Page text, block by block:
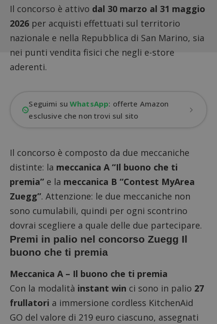
Il concorso è attivo dal 30 marzo al 31 maggio
2026 per acquisti effettuati sul territorio
nazionale e nella Repubblica di San Marino, sia
nei punti vendita fisici che negli e-store
aderenti.
Seguimi suWhatsApp: offerte Amazon
esclusive che non trovi sul sito
Il concorso è composto da due meccaniche
distinte: la meccanica A “Il buono che ti
premia” e la meccanica B “Contest MyArea
Zuegg”. Attenzione: le due meccaniche non
sono cumulabili, quindi per ogni scontrino
dovrai scegliere a quale delle due partecipare.
Premi in palio nel concorso Zuegg Il
buono che ti premia
Meccanica A – Il buono che ti premia
Con la modalità instant win ci sono in palio 27
frullatori a immersione cordless KitchenAid
GO del valore di 219 euro ciascuno, assegnati